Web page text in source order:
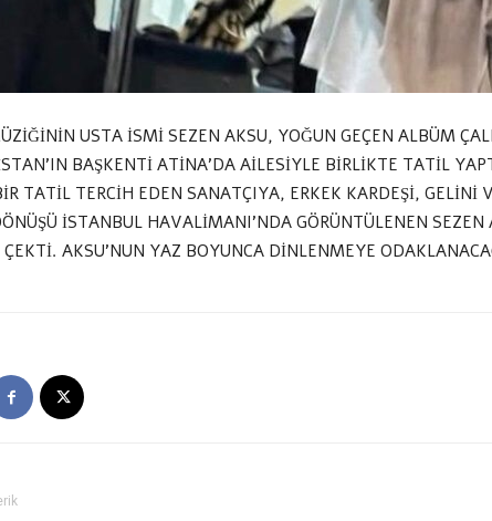
USTA İSMİ SEZEN AKSU, YOĞUN GEÇEN ALBÜM
BAŞKENTİ ATİNA’DA AİLESİYLE BİRLİKTE TATİL
TATİL TERCİH EDEN SANATÇIYA, ERKEK KARDEŞİ, GELİNİ
İSTANBUL HAVALİMANI’NDA GÖRÜNTÜLENEN
AKSU’NUN YAZ BOYUNCA DİNLENMEYE